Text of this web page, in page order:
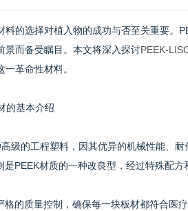
料的选择对植入物的成功与否至关重要。
景而备受瞩目。本文将深入探讨PEEK-
革命性材料。
的基本介绍
级的工程塑料，因其优异的机械性能、
是PEEK材质的一种改良型，经过特殊配
格的质量控制，确保每一块板材都符合医